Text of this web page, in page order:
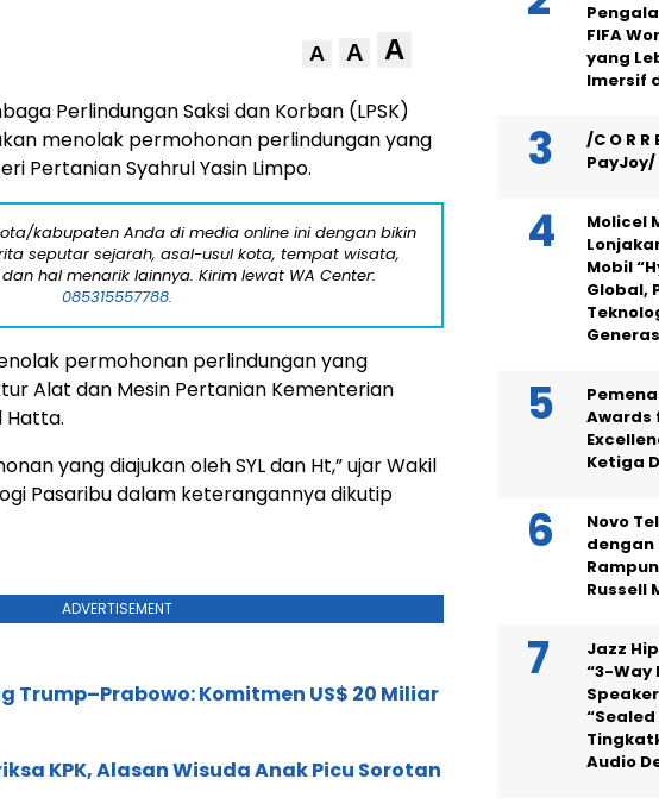
A A A
Perlindungan Saksi dan Korban (LPSK)
menolak permohonan perlindungan yang
Pertanian Syahrul Yasin Limpo.
kabupaten Anda di media online ini dengan bikin
seputar sejarah, asal-usul kota, tempat wisata,
hal menarik lainnya. Kirim lewat WA Center:
085315557788.
permohonan perlindungan yang
Alat dan Mesin Pertanian Kementerian
Hatta.
yang diajukan oleh SYL dan Ht,” ujar Wakil
Pasaribu dalam keterangannya dikutip
ADVERTISEMENT
Trump–Prabowo: Komitmen US$ 20 Miliar
KPK, Alasan Wisuda Anak Picu Sorotan
FIFA
yang
Imersif
/C O R R
PayJoy/
Molicel
Mobil
Global,
Awards
Ketiga
Novo
dengan
Russell
Jazz
“3-Way
Audio